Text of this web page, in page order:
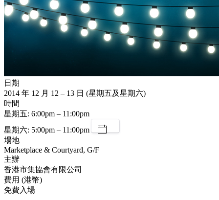
日期
2014 年 12 月 12 – 13 日 (星期五及星期六)
時間
星期五: 6:00pm – 11:00pm
星期六: 5:00pm – 11:00pm
場地
Marketplace & Courtyard, G/F
主辦
香港市集協會有限公司
費用 (港幣)
免費入場